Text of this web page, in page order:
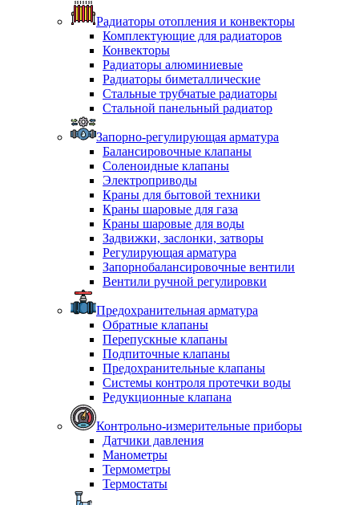
Радиаторы отопления и конвекторы
Комплектующие для радиаторов
Конвекторы
Радиаторы алюминиевые
Радиаторы биметаллические
Стальные трубчатые радиаторы
Стальной панельный радиатор
Запорно-регулирующая арматура
Балансировочные клапаны
Соленоидные клапаны
Электроприводы
Краны для бытовой техники
Краны шаровые для газа
Краны шаровые для воды
Задвижки, заслонки, затворы
Регулирующая арматура
Запорнобалансировочные вентили
Вентили ручной регулировки
Предохранительная арматура
Обратные клапаны
Перепускные клапаны
Подпиточные клапаны
Предохранительные клапаны
Системы контроля протечки воды
Редукционные клапана
Контрольно-измерительные приборы
Датчики давления
Манометры
Термометры
Термостаты